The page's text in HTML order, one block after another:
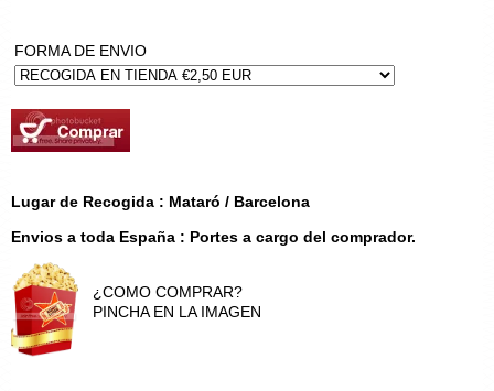
FORMA DE ENVIO
Lugar de Recogida : Mataró / Barcelona
Envios a toda España : Portes a cargo del comprador.
¿COMO COMPRAR?
PINCHA EN LA IMAGEN